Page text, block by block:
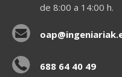
de 8:00 a 14:00 h.
688 64 40 49